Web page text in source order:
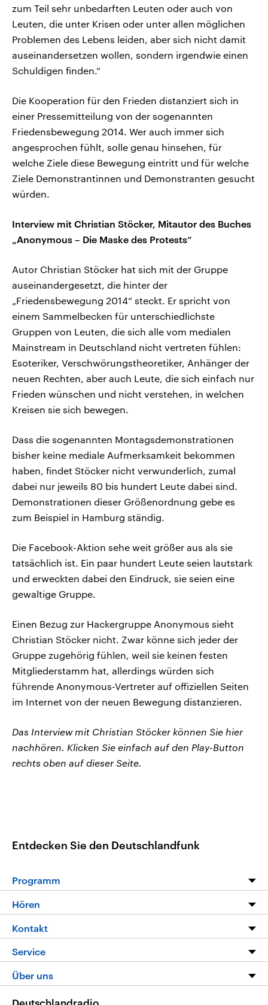
zum Teil sehr unbedarften Leuten oder auch von
Leuten, die unter Krisen oder unter allen möglichen
Problemen des Lebens leiden, aber sich nicht damit
auseinandersetzen wollen, sondern irgendwie einen
Schuldigen finden.“
Die Kooperation für den Frieden distanziert sich in
einer Pressemitteilung von der sogenannten
Friedensbewegung 2014. Wer auch immer sich
angesprochen fühlt, solle genau hinsehen, für
welche Ziele diese Bewegung eintritt und für welche
Ziele Demonstrantinnen und Demonstranten gesucht
würden.
Interview mit Christian Stöcker, Mitautor des Buches
„Anonymous – Die Maske des Protests“
Autor Christian Stöcker hat sich mit der Gruppe
auseinandergesetzt, die hinter der
„Friedensbewegung 2014“ steckt. Er spricht von
einem Sammelbecken für unterschiedlichste
Gruppen von Leuten, die sich alle vom medialen
Mainstream in Deutschland nicht vertreten fühlen:
Esoteriker, Verschwörungstheoretiker, Anhänger der
neuen Rechten, aber auch Leute, die sich einfach nur
Frieden wünschen und nicht verstehen, in welchen
Kreisen sie sich bewegen.
Dass die sogenannten Montagsdemonstrationen
bisher keine mediale Aufmerksamkeit bekommen
haben, findet Stöcker nicht verwunderlich, zumal
dabei nur jeweils 80 bis hundert Leute dabei sind.
Demonstrationen dieser Größenordnung gebe es
zum Beispiel in Hamburg ständig.
Die Facebook-Aktion sehe weit größer aus als sie
tatsächlich ist. Ein paar hundert Leute seien lautstark
und erweckten dabei den Eindruck, sie seien eine
gewaltige Gruppe.
Einen Bezug zur Hackergruppe Anonymous sieht
Christian Stöcker nicht. Zwar könne sich jeder der
Gruppe zugehörig fühlen, weil sie keinen festen
Mitgliederstamm hat, allerdings würden sich
führende Anonymous-Vertreter auf offiziellen Seiten
im Internet von der neuen Bewegung distanzieren.
Das Interview mit Christian Stöcker können Sie hier
nachhören. Klicken Sie einfach auf den Play-Button
rechts oben auf dieser Seite.
Entdecken Sie den Deutschlandfunk
Programm
Die Nachrichten
Nachrichtenleicht
Neue Beiträge auf dlf.de
Hören
Livestream
Podcasts
Deutschlandfunk App
Nachrichten App
Kontakt
Hörerservice
Service
FAQ
Über uns